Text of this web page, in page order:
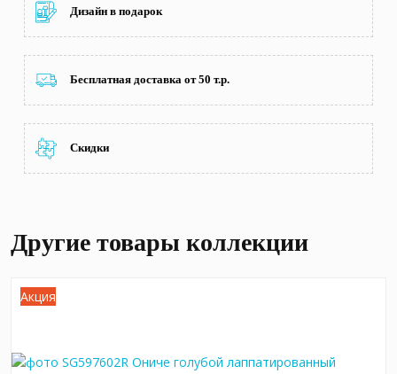
Дизайн в подарок
Бесплатная доставка от 50 т.р.
Скидки
Другие товары коллекции
Акция